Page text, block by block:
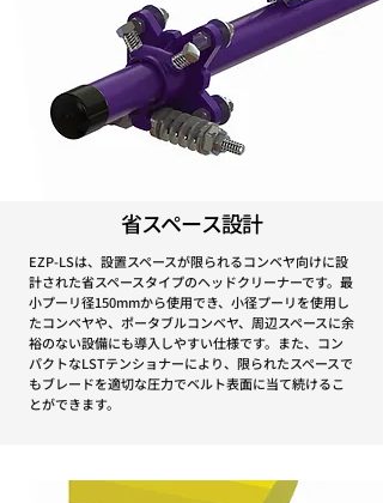
省スペース設計
EZP-LSは、設置スペースが限られるコンベヤ向けに設
計された省スペースタイプのヘッドクリーナーです。最
小プーリ径150mmから使用でき、小径プーリを使用し
たコンベヤや、ポータブルコンベヤ、周辺スペースに余
裕のない設備にも導入しやすい仕様です。また、コン
パクトなLSTテンショナーにより、限られたスペースで
もブレードを適切な圧力でベルト表面に当て続けるこ
とができます。